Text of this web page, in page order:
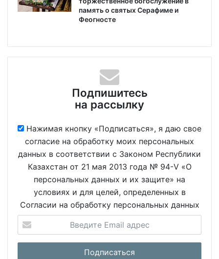
память о святых Серафиме и
Феогносте
Подпишитесь
на рассылку
Нажимая кнопку «Подписаться», я даю свое
согласие на обработку моих персональных
данных в соответствии с Законом Республики
Казахстан от 21 мая 2013 года № 94-V «О
персональных данных и их защите» на
условиях и для целей, определенных в
Согласии на обработку персональных данных